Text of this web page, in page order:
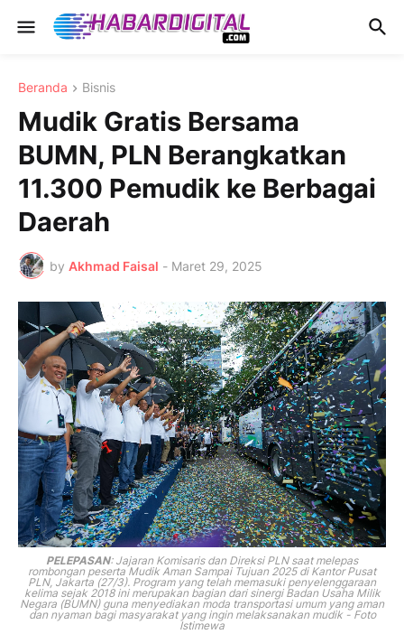
Beranda Bisnis
Mudik Gratis Bersama
BUMN, PLN Berangkatkan
11.300 Pemudik ke Berbagai
Daerah
by Akhmad Faisal - Maret 29, 2025
PELEPASAN: Jajaran Komisaris dan Direksi PLN saat melepas
rombongan peserta Mudik Aman Sampai Tujuan 2025 di Kantor Pusat
PLN, Jakarta (27/3). Program yang telah memasuki penyelenggaraan
kelima sejak 2018 ini merupakan bagian dari sinergi Badan Usaha Milik
Negara (BUMN) guna menyediakan moda transportasi umum yang aman
dan nyaman bagi masyarakat yang ingin melaksanakan mudik - Foto
Istimewa